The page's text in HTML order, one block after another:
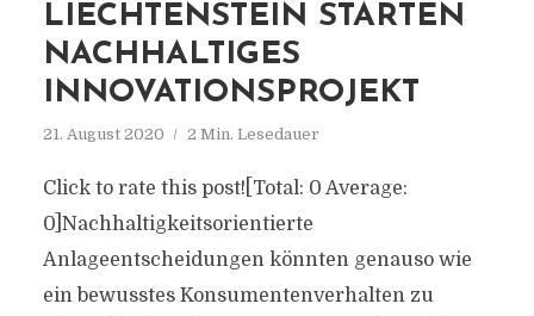
LIECHTENSTEIN STARTEN
NACHHALTIGES
INNOVATIONSPROJEKT
21. August 2020 2 Min. Lesedauer
Click to rate this post![Total: 0 Average:
0]Nachhaltigkeitsorientierte
Anlageentscheidungen könnten genauso wie
ein bewusstes Konsumentenverhalten zu